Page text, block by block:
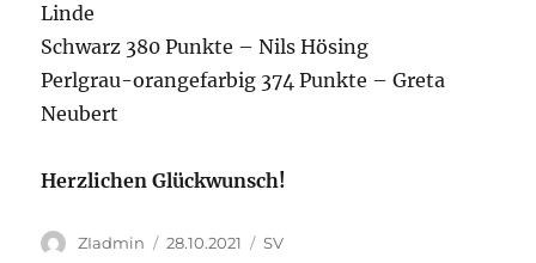
Linde
Schwarz 380 Punkte – Nils Hösing
Perlgrau-orangefarbig 374 Punkte – Greta
Neubert
Herzlichen Glückwunsch!
Autor
ZIadmin
Veröffentlicht
28.10.2021 Kategorien
SV